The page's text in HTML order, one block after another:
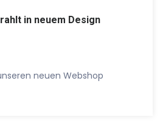
in neuem Design
neuen Webshop